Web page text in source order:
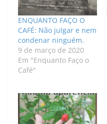
ENQUANTO FAÇO O
CAFÉ: Não julgar e nem
condenar ninguém.
9 de março de 2020
Em "Enquanto Faço o
Café"